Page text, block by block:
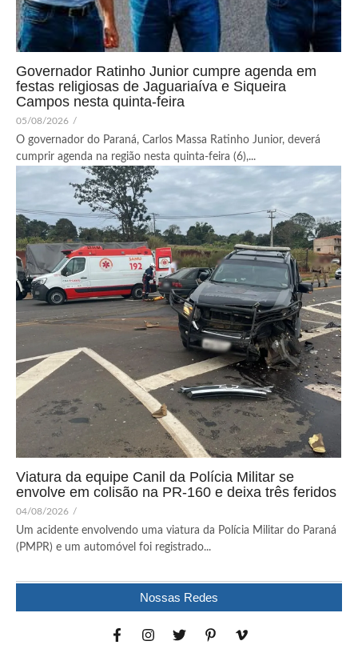
Governador Ratinho Junior cumpre agenda em
festas religiosas de Jaguariaíva e Siqueira
Campos nesta quinta-feira
05/08/2026 /
O governador do Paraná, Carlos Massa Ratinho Junior, deverá
cumprir agenda na região nesta quinta-feira (6),...
Viatura da equipe Canil da Polícia Militar se
envolve em colisão na PR-160 e deixa três feridos
04/08/2026 /
Um acidente envolvendo uma viatura da Polícia Militar do Paraná
(PMPR) e um automóvel foi registrado...
Nossas Redes